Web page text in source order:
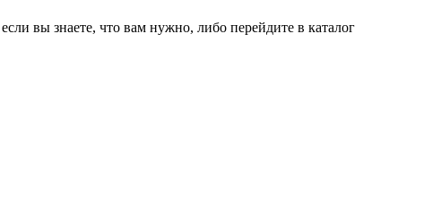
вы знаете, что вам нужно, либо перейдите в каталог